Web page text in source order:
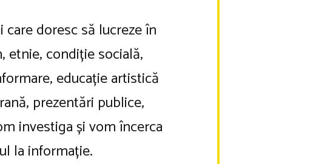
doresc să lucreze în
etnie, condiție socială,
educație artistică
prezentări publice,
investiga și vom încerca
la informație.